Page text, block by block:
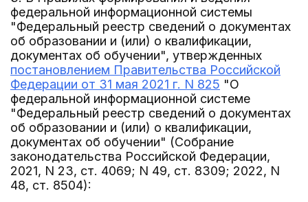
федеральной информационной системы
"Федеральный реестр сведений о документах
об образовании и (или) о квалификации,
документах об обучении", утвержденных
постановлением Правительства Российской
Федерации от 31 мая 2021 г. N 825 "О
федеральной информационной системе
"Федеральный реестр сведений о документах
об образовании и (или) о квалификации,
документах об обучении" (Собрание
законодательства Российской Федерации,
2021, N 23, ст. 4069; N 49, ст. 8309; 2022, N
48, ст. 8504):